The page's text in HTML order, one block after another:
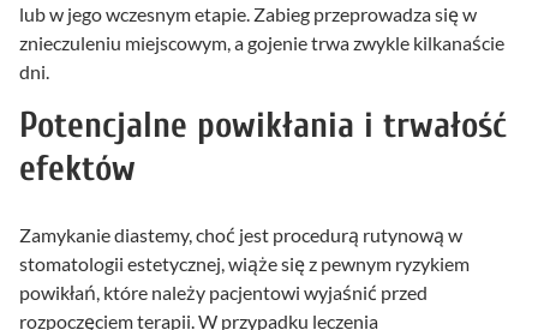
lub w jego wczesnym etapie. Zabieg przeprowadza się w
znieczuleniu miejscowym, a gojenie trwa zwykle kilkanaście
dni.
Potencjalne powikłania i trwałość
efektów
Zamykanie diastemy, choć jest procedurą rutynową w
stomatologii estetycznej, wiąże się z pewnym ryzykiem
powikłań, które należy pacjentowi wyjaśnić przed
rozpoczęciem terapii. W przypadku leczenia